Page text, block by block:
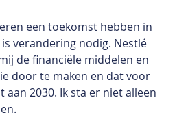
een toekomst hebben in
verandering nodig. Nestlé
de financiële middelen en
door te maken en dat voor
2030. Ik sta er niet alleen